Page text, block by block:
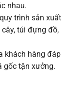
nhau.
trình sản xuất
túi đựng đồ,
khách hàng đáp
gốc tận xưởng.